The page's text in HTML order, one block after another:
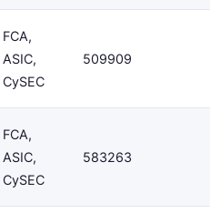
FCA,
ASIC,
CySEC
509909
FCA,
ASIC,
CySEC
583263